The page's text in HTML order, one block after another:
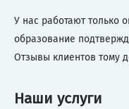
У нас работают только
образование
Отзывы клиентов тому
Наши услуги